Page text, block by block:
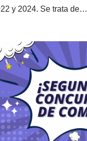
y 2024. Se trata de…